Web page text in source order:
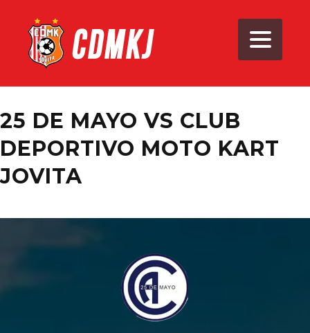
25 DE MAYO VS CLUB
DEPORTIVO MOTO KART
JOVITA